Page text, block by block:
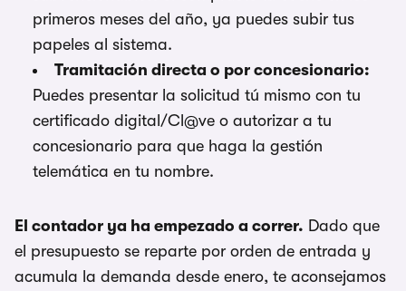
primeros meses del año, ya puedes subir tus
papeles al sistema.
Tramitación directa o por concesionario:
Puedes presentar la solicitud tú mismo con tu
certificado digital/Cl@ve o autorizar a tu
concesionario para que haga la gestión
telemática en tu nombre.
El contador ya ha empezado a correr. Dado que
el presupuesto se reparte por orden de entrada y
acumula la demanda desde enero, te aconsejamos